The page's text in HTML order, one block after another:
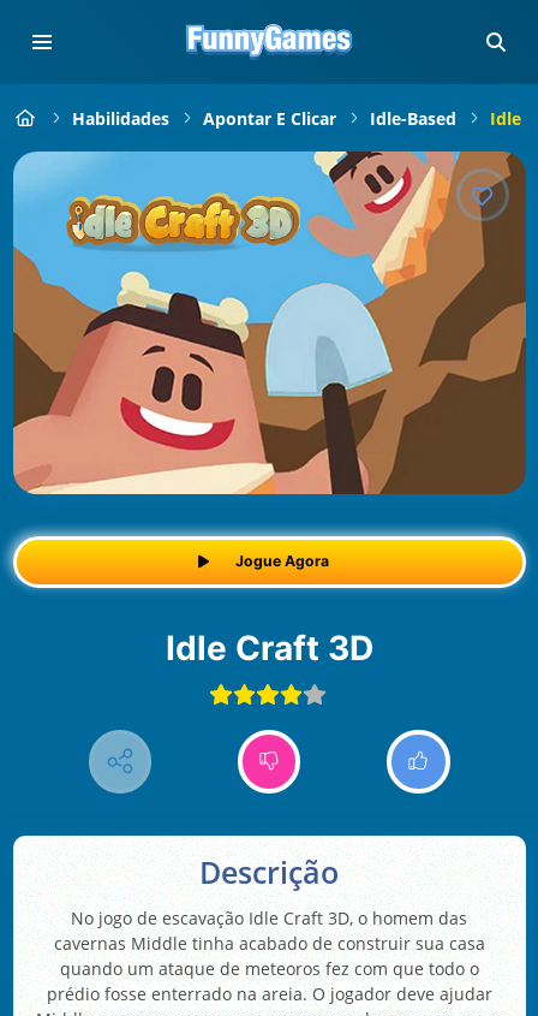
Habilidades Apontar E Clicar Idle-Based Idle
Jogue Agora
Idle Craft 3D
Descrição
No jogo de escavação Idle Craft 3D, o homem das
cavernas Middle tinha acabado de construir sua casa
quando um ataque de meteoros fez com que todo o
prédio fosse enterrado na areia. O jogador deve ajudar